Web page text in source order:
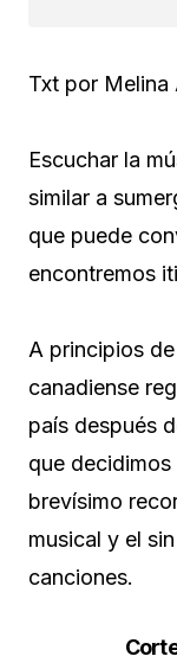
Txt por Melina
Escuchar la
similar a
que puede
encontremos
A principios
canadiense
país después
que
brevísimo
musical y el
canciones.